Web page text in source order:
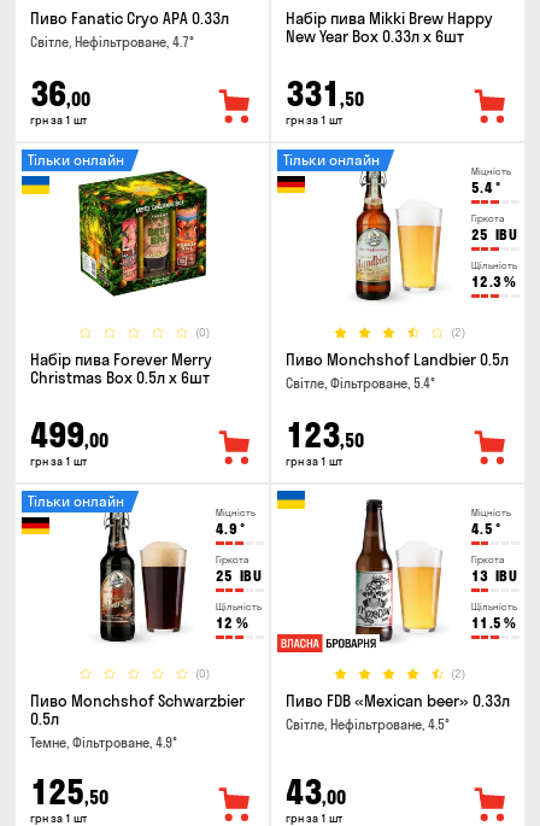
Пиво Fanatic Cryo APA 0.33л
Світле, Нефільтроване, 4.7°
36,00
грн за 1 шт
Набір пива Mikki Brew Happy
New Year Box 0.33л x 6шт
331 ,50
грн за 1 шт
(0)
Тільки онлайн
Набір пива Forever Merry
Christmas Box 0.5л x 6шт
499,00
грн за 1 шт
Міцність
5.4°
Гіркота
25 IBU
Щільність
12.3%
(2)
Тільки онлайн
Пиво Monchshof Landbier 0.5л
Світле, Фільтроване, 5.4°
123,50
грн за 1 шт
Міцність
4.9 °
Гіркота
25 IBU
Щільність
12 %
(0)
Тільки онлайн
Пиво Monchshof Schwarzbier
0.5л
Темне, Фільтроване, 4.9°
125,50
грн за 1 шт
Міцність
4.5 °
Гіркота
13 IBU
Щільність
11.5 %
(2)
Пиво FDB «Mexican beer» 0.33л
Світле, Нефільтроване, 4.5°
43,00
грн за 1 шт